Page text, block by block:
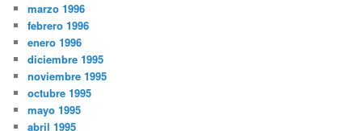
marzo 1996
febrero 1996
enero 1996
diciembre 1995
noviembre 1995
octubre 1995
mayo 1995
abril 1995